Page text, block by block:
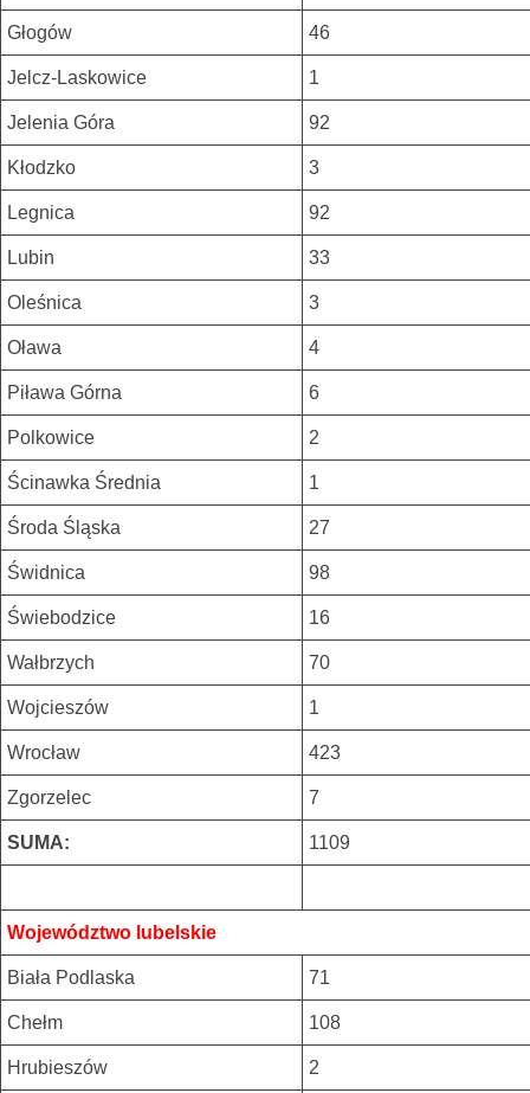
Głogów 46
Jelcz-Laskowice 1
Jelenia Góra 92
Kłodzko 3
Legnica 92
Lubin 33
Oleśnica 3
Oława 4
Piława Górna 6
Polkowice 2
Ścinawka Średnia 1
Środa Śląska 27
Świdnica 98
Świebodzice 16
Wałbrzych 70
Wojcieszów 1
Wrocław 423
Zgorzelec 7
SUMA: 1109
Województwo lubelskie
Biała Podlaska 71
Chełm 108
Hrubieszów 2